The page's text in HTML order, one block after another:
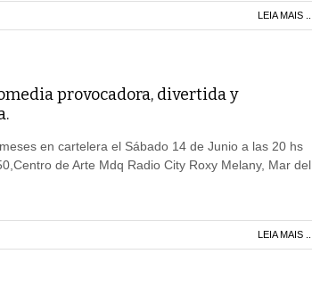
LEIA MAIS ...
provocadora, divertida y
en cartelera el Sábado 14 de Junio a las 20 hs
de Arte Mdq Radio City Roxy Melany, Mar del
LEIA MAIS ...